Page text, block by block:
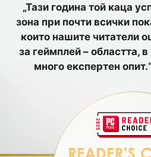
„Тази година той каца
зона при почти всички
които нашите читатели
за геймплей – областта,
много експертен